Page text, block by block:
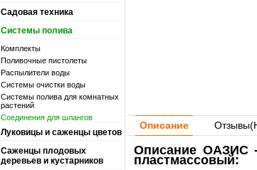
Садовая техника
Системы полива
Комплекты
Поливочные пистолеты
Распылители воды
Системы очистки воды
Системы полива для комнатных
растений
Соединения для шлангов
Луковицы и саженцы цветов
Саженцы плодовых
деревьев и кустарников
Описание Отзывы(
Описание ОАЗИС -
пластмассовый: